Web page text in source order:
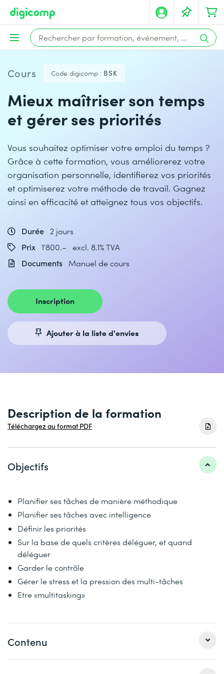
Cours Code digicomp : BSK
Mieux maîtriser son temps
et gérer ses priorités
Vous souhaitez optimiser votre emploi du temps ?
Grâce à cette formation, vous améliorerez votre
organisation personnelle, identifierez vos priorités
et optimiserez votre méthode de travail. Gagnez
ainsi en efficacité et atteignez tous vos objectifs.
Durée
2 jours
Prix
1'800.– excl. 8.1% TVA
Documents
Manuel de cours
Inscription
Ajouter à la liste d'envies
Description de la formation
Téléchargez au format PDF
Objectifs
Planifier ses tâches de manière méthodique
Planifier ses tâches avec intelligence
Définir les priorités
Sur la base de quels critères déléguer, et quand
déléguer
Garder le contrôle
Gérer le stress et la pression des multi-tâches
Etre «multitasking»
Contenu